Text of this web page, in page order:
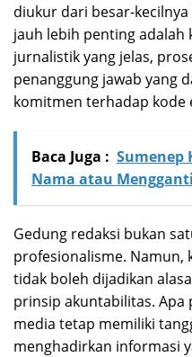
diukur dari besar-
jauh lebih penting adalah
jurnalistik yang jelas,
penanggung jawab yang
komitmen terhadap kode
Baca Juga : Sumenep
Nama atau
Gedung redaksi bukan
profesionalisme. Namun,
tidak boleh dijadikan
prinsip akuntabilitas.
media tetap memiliki
menghadirkan informasi